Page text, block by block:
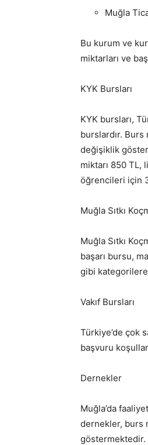
Muğla
Bu kurum ve
miktarları ve
KYK Bursları
KYK bursları,
burslardır.
değişiklik
miktarı 850
öğrencileri için
Muğla Sıtkı
Muğla Sıtkı
başarı bursu,
gibi kategorilere
Vakıf Bursları
Türkiye’de çok
başvuru
Dernekler
Muğla’da
dernekler, burs
göstermektedir.